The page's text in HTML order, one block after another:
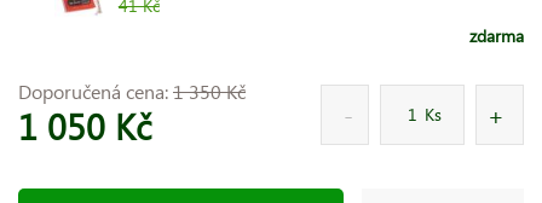
41 Kč
zdarma
Doporučená cena:1 350 Kč
1 050 Kč Ks